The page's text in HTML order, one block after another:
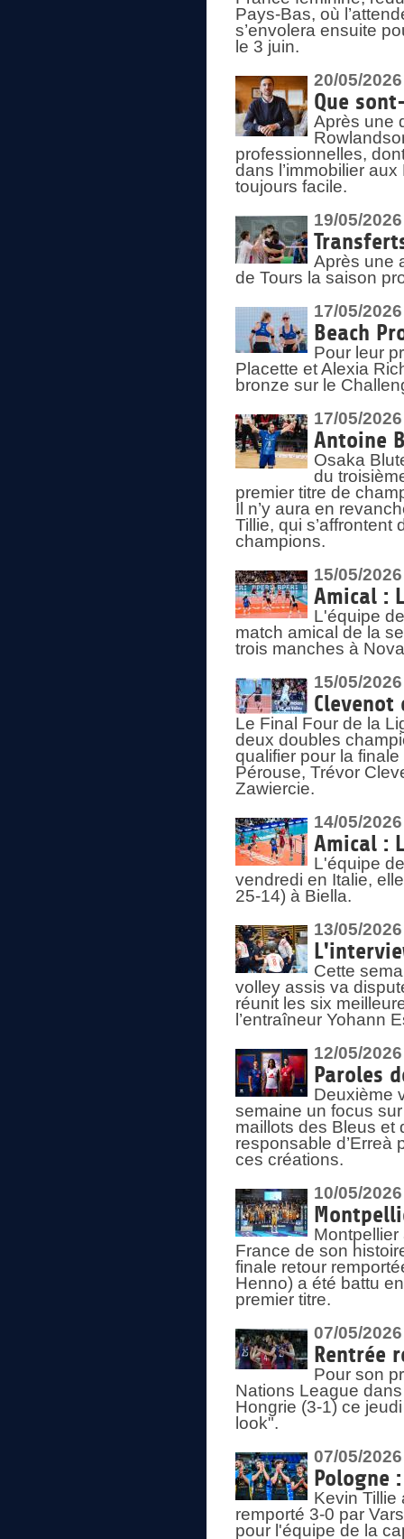
Pays-Bas, où
s’envolera ensuite
le 3 juin.
20/05/2026
Que
Après une
professionnelles,
dans l’immobilier
toujours facile.
19/05/2026
Après une
de Tours la saison
17/05/2026
Beach
Pour leur
Placette et Alexia
bronze sur le
17/05/2026
Antoine
Osaka
du
premier titre de
Il n’y aura en
Tillie, qui
champions.
15/05/2026
Amical :
L'équipe
match amical de la
trois manches à
15/05/2026
Le Final Four de la
deux doubles
qualifier pour la
Pérouse, Trévor
Zawiercie.
14/05/2026
Amical :
L'équipe
vendredi en Italie,
25-14) à Biella.
13/05/2026
Cette
volley assis va
réunit les six
l’entraîneur Yohann
12/05/2026
Paroles
Deuxième
semaine un focus
maillots des Bleus et
responsable d’Erreà
ces créations.
10/05/2026
France de son
finale retour
Henno) a été battu
premier titre.
07/05/2026
Rentrée
Pour son
Nations League
Hongrie (3-1) ce
look".
07/05/2026
Pologne
Kevin Tillie
remporté 3-0 par
pour l'équipe de la